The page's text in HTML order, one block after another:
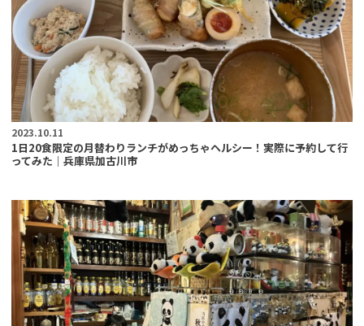
2023.10.11
1日20食限定の月替わりランチがめっちゃヘルシー！実際に予約して行
ってみた｜兵庫県加古川市